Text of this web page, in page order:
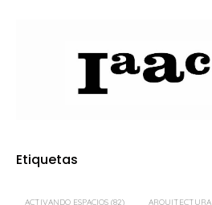
Etiquetas
ACTIVANDO ESPACIOS (82) ARQUITECTURA